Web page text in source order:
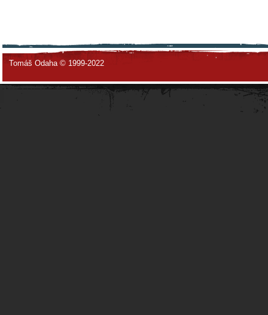
Tomáš Odaha © 1999-2022